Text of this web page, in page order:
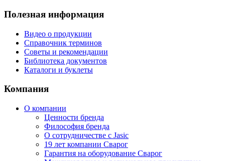
Полезная информация
Видео о продукции
Справочник терминов
Советы и рекомендации
Библиотека документов
Каталоги и буклеты
Компания
О компании
Ценности бренда
Философия бренда
О сотрудничестве с Jasic
19 лет компании Сварог
Гарантия на оборудование Сварог